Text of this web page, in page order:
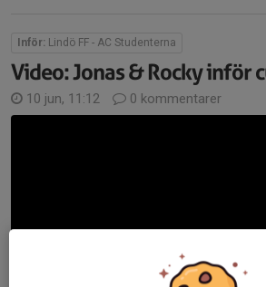
Inför: Lindö FF - AC Studenterna
Video: Jonas & Rocky inför
10 jun, 11:12 0 kommentarer